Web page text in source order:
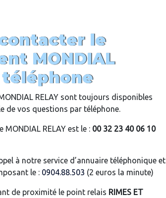
le
MONDIAL
téléphone
RELAY sont toujours disponibles
de vos questions par téléphone.
RELAY est le : 00 32 23 40 06 10
à notre service d’annuaire téléphonique et
le : 0904.88.503 (2 euros la minute)
de proximité le point relais RIMES ET